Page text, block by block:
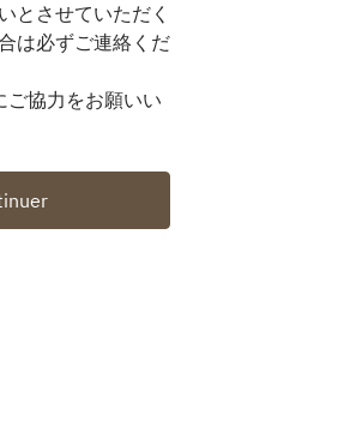
とさせていただく
は必ずご連絡くだ
協力をお願いい